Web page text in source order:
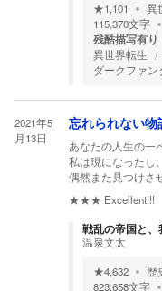
★1,101 異
115,370文字
残酷描写有り
異世界転生
ダークファン
2021年5
月13日
忘れられない物
あなたの人生の一
私は現になったし
偶然また見つけさ
★★★ Excellent!!!
戦乱の帝国と
温泉文太
★4,632 歴
823,658文字